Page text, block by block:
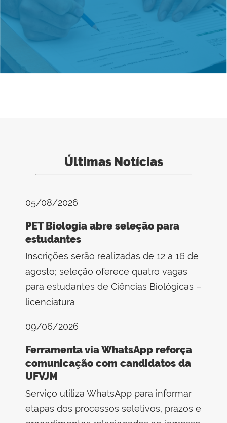
Últimas Notícias
05/08/2026
PET Biologia abre seleção para
estudantes
Inscrições serão realizadas de 12 a 16 de
agosto; seleção oferece quatro vagas
para estudantes de Ciências Biológicas –
licenciatura
09/06/2026
Ferramenta via WhatsApp reforça
comunicação com candidatos da
UFVJM
Serviço utiliza WhatsApp para informar
etapas dos processos seletivos, prazos e